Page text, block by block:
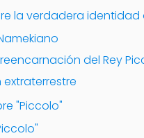
la verdadera identidad
del Rey
extraterrestre
"Piccolo"